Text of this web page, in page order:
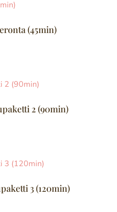
(45min)
2 (90min)
3 (120min)